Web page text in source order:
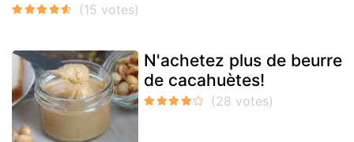
N'achetez plus de beurre
de cacahuètes!